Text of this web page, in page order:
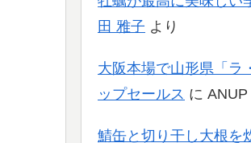
田 雅子 より
大阪本場で山形県「ラ
ップセールス に ANUP
鯖缶と切り干し大根を